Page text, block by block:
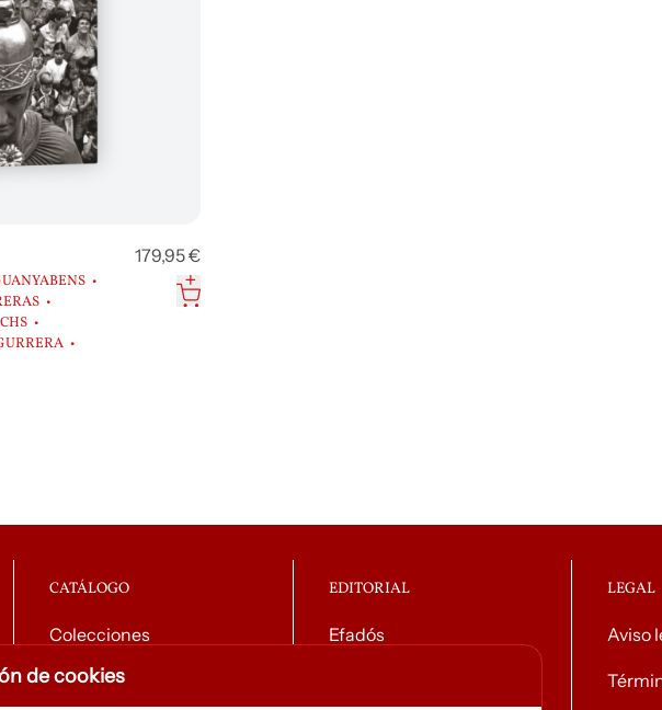
179,95 €
CATÁLOGO
Colecciones
Descargar catálogo general
EDITORIAL
Efadós
LEGAL
Aviso
de cookies